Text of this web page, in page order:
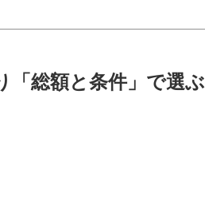
「総額と条件」で選ぶ